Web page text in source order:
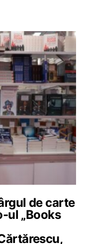
de carte
ul „Books